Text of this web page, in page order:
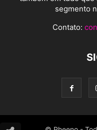
segmento
Contato: